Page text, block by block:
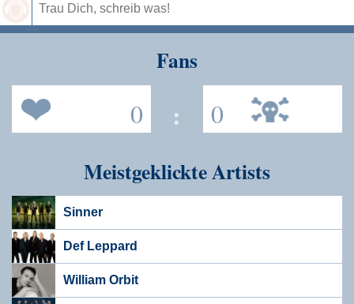
Fans
0 : 0
Meistgeklickte Artists
Sinner
Def Leppard
William Orbit